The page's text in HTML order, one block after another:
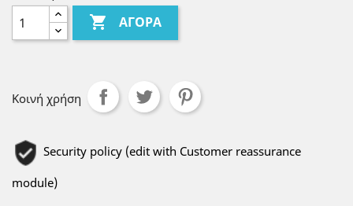
 ΑΓΟΡΆ
Κοινή χρήση
Security policy (edit with Customer reassurance
module)